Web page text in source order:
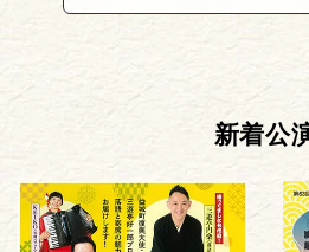
新着公